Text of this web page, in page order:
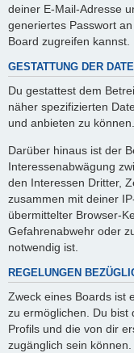
deiner E-Mail-Adresse
generiertes Passwort
Board zugreifen kannst.
GESTATTUNG DER
Du gestattest dem
näher spezifizierten
und anbieten zu können.
Darüber hinaus ist der
Interessenabwägung
den Interessen Dritter,
zusammen mit deiner
übermittelter Browser-
Gefahrenabwehr oder
notwendig ist.
REGELUNGEN
Zweck eines Boards ist
zu ermöglichen. Du bist
Profils und die von dir
zugänglich sein